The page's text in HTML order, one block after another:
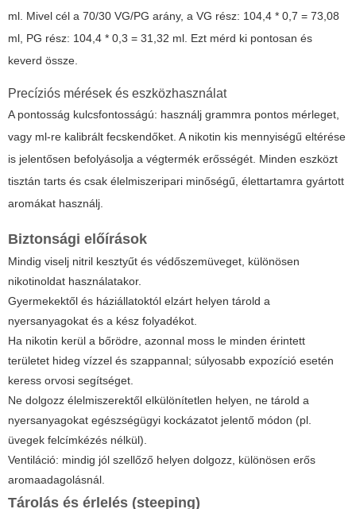
ml. Mivel cél a 70/30 VG/PG arány, a VG rész: 104,4 * 0,7 = 73,08
ml, PG rész: 104,4 * 0,3 = 31,32 ml. Ezt mérd ki pontosan és
keverd össze.
Precíziós mérések és eszközhasználat
A pontosság kulcsfontosságú: használj grammra pontos mérleget,
vagy ml-re kalibrált fecskendőket. A nikotin kis mennyiségű eltérése
is jelentősen befolyásolja a végtermék erősségét. Minden eszközt
tisztán tarts és csak élelmiszeripari minőségű, élettartamra gyártott
aromákat használj.
Biztonsági előírások
Mindig viselj nitril kesztyűt és védőszemüveget, különösen
nikotinoldat használatakor.
Gyermekektől és háziállatoktól elzárt helyen tárold a
nyersanyagokat és a kész folyadékot.
Ha nikotin kerül a bőrödre, azonnal moss le minden érintett
területet hideg vízzel és szappannal; súlyosabb expozíció esetén
keress orvosi segítséget.
Ne dolgozz élelmiszerektől elkülönítetlen helyen, ne tárold a
nyersanyagokat egészségügyi kockázatot jelentő módon (pl.
üvegek felcímkézés nélkül).
Ventiláció: mindig jól szellőző helyen dolgozz, különösen erős
aromaadagolásnál.
Tárolás és érlelés (steeping)